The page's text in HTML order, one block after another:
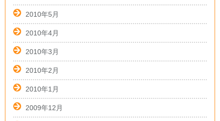
2010年5月
2010年4月
2010年3月
2010年2月
2010年1月
2009年12月